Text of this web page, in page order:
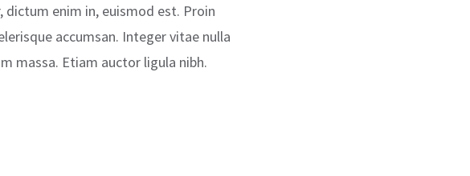
dictum enim in, euismod est. Proin
accumsan. Integer vitae nulla
massa. Etiam auctor ligula nibh.